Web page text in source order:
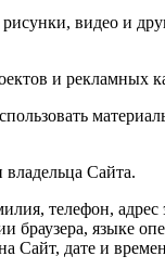
рисунки, видео и
и рекламных
Сайта.
телефон,
браузера, языке
Сайт, дате и